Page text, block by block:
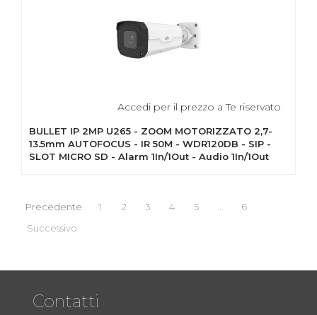
Accedi per il prezzo a Te riservato
BULLET IP 2MP U265 - ZOOM MOTORIZZATO 2,7-
13.5mm AUTOFOCUS - IR 50M - WDR120DB - SIP -
SLOT MICRO SD - Alarm 1In/1Out - Audio 1In/1Out
Precedente 1 2 3 4 5
6
Successivo
Contatti